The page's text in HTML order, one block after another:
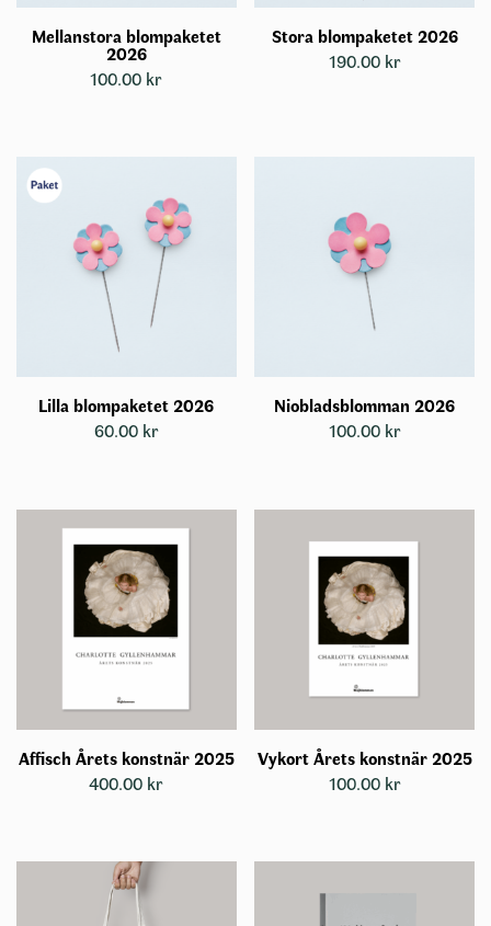
Mellanstora blompaketet
2026
100.00 kr
Stora blompaketet 2026
190.00 kr
Lilla blompaketet 2026
60.00 kr
Niobladsblomman 2026
100.00 kr
Affisch Årets konstnär 2025
400.00 kr
Vykort Årets konstnär 2025
100.00 kr